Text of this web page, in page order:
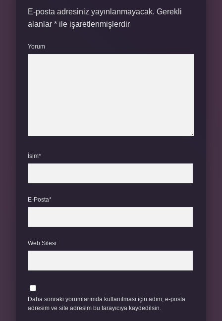
E-posta adresiniz yayınlanmayacak. Gerekli
alanlar * ile işaretlenmişlerdir
Yorum
İsim*
E-Posta*
Web Sitesi
Daha sonraki yorumlarımda kullanılması için adım, e-posta
adresim ve site adresim bu tarayıcıya kaydedilsin.